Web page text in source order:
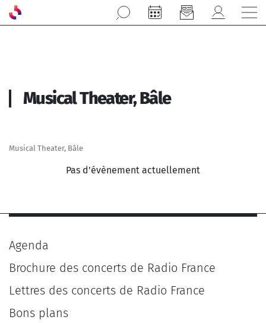
Aller au contenu principal
Musical Theater, Bâle
Musical Theater, Bâle
Pas d'évènement actuellement
Agenda
Brochure des concerts de Radio France
Lettres des concerts de Radio France
Bons plans